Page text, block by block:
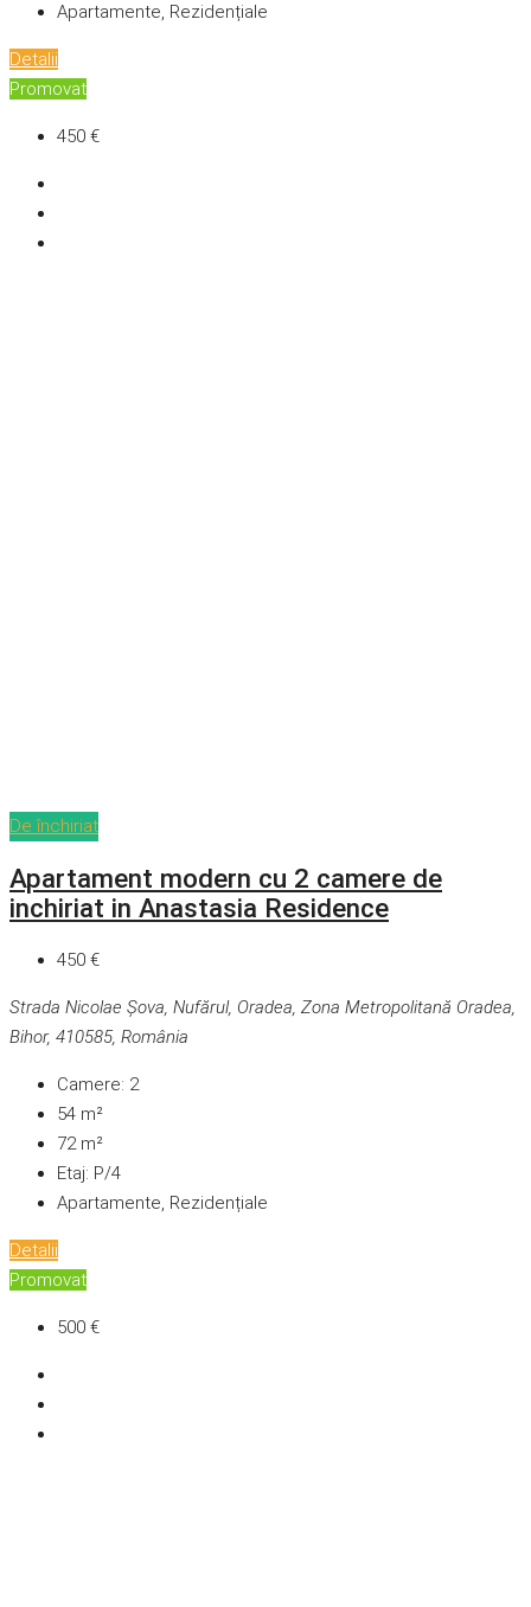
Apartamente, Rezidențiale
Detalii
Promovat
450 €
De închiriat
Apartament modern cu 2 camere de
inchiriat in Anastasia Residence
450 €
Strada Nicolae Șova, Nufărul, Oradea, Zona Metropolitană Oradea,
Bihor, 410585, România
Camere: 2
54 m²
72m²
Etaj: P/4
Apartamente, Rezidențiale
Detalii
Promovat
500 €